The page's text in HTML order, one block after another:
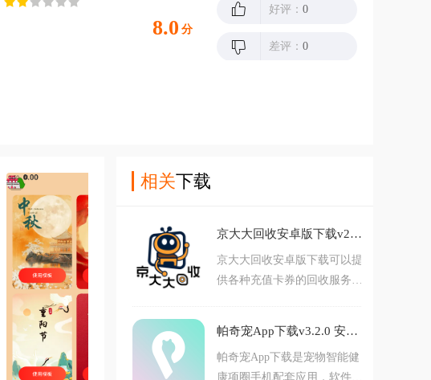
8.0 分
好评： 0
差评： 0
相关下载
京大大回收安卓版下载v2026.02.09 最新版
京大大回收安卓版下载可以提
供各种充值卡券的回收服务软
信、移动和联通的话费卡，中
石化和中石油的充值卡等等各
帕奇宠App下载v3.2.0 安卓版
帕奇宠App下载是宠物智能健
康项圈手机配套应用，软件可